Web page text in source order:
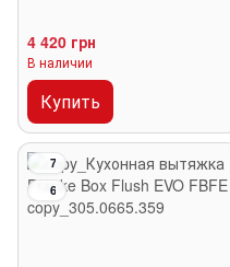
4 420 грн
В наличии
Купить
7
6